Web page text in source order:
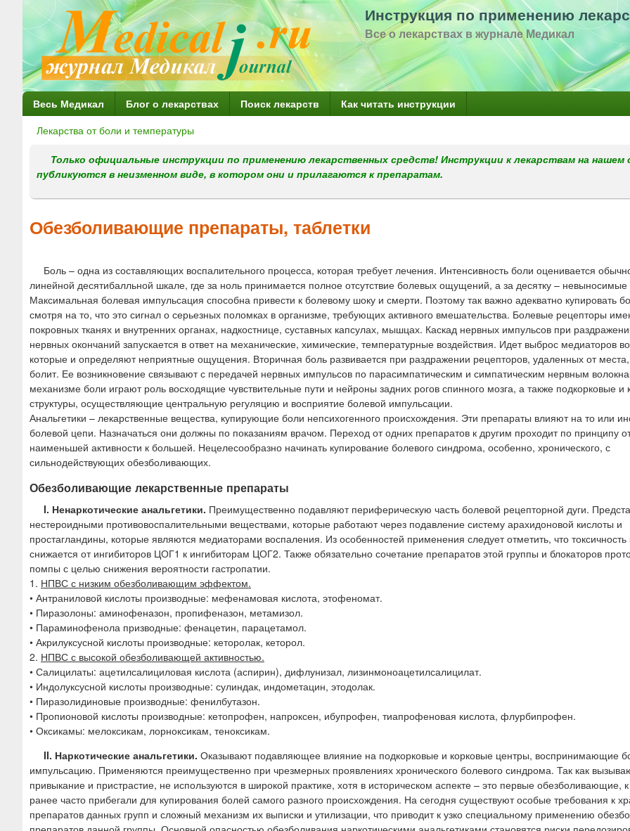
Перейти
к
содержанию
Инструкция по применению
Все о лекарствах в журнале Медикал
Г
л
в
н
е
е
н
ю
Весь Медикал Блог о лекарствах Поиск лекарств Как читать инструкции
Вы
здесь
Лекарства от боли и температуры
Только официальные инструкции по применению лекарственных средств! Инструкции к лекарствам на нашем
публикуются в неизменном виде, в котором они и прилагаются к препаратам.
Обезболивающие препараты, таблетки
Боль – одна из составляющих воспалительного процесса, которая требует лечения. Интенсивность боли оценивается
линейной десятибалльной шкале, где за ноль принимается полное отсутствие болевых ощущений, а за десятку –
Максимальная болевая импульсация способна привести к болевому шоку и смерти. Поэтому так важно адекватно купировать
смотря на то, что это сигнал о серьезных поломках в организме, требующих активного вмешательства. Болевые рецепторы
покровных тканях и внутренних органах, надкостнице, суставных капсулах, мышцах. Каскад нервных импульсов при
нервных окончаний запускается в ответ на механические, химические, температурные воздействия. Идет выброс медиаторов
которые и определяют неприятные ощущения. Вторичная боль развивается при раздражении рецепторов, удаленных от
болит. Ее возникновение связывают с передачей нервных импульсов по парасимпатическим и симпатическим нервным
механизме боли играют роль восходящие чувствительные пути и нейроны задних рогов спинного мозга, а также подкорковые и
структуры, осуществляющие центральную регуляцию и восприятие болевой импульсации.
Анальгетики – лекарственные вещества, купирующие боли непсихогенного происхождения. Эти препараты влияют на то или
болевой цепи. Назначаться они должны по показаниям врачом. Переход от одних препаратов к другим проходит по принципу
наименьшей активности к большей. Нецелесообразно начинать купирование болевого синдрома, особенно, хронического, с
сильнодействующих обезболивающих.
Обезболивающие лекарственные препараты
I. Ненаркотические анальгетики. Преимущественно подавляют периферическую часть болевой рецепторной дуги.
нестероидными противовоспалительными веществами, которые работают через подавление систему арахидоновой кислоты и
простагландины, которые являются медиаторами воспаления. Из особенностей применения следует отметить, что
снижается от ингибиторов ЦОГ1 к ингибиторам ЦОГ2. Также обязательно сочетание препаратов этой группы и блокаторов
помпы с целью снижения вероятности гастропатии.
1. НПВС с низким обезболивающим эффектом.
• Антраниловой кислоты производные: мефенамовая кислота, этофеномат.
• Пиразолоны: аминофеназон, пропифеназон, метамизол.
• Параминофенола призводные: фенацетин, парацетамол.
• Акрилуксусной кислоты производные: кеторолак, кеторол.
2. НПВС с высокой обезболивающей активностью.
• Салицилаты: ацетилсалициловая кислота (аспирин), дифлунизал, лизинмоноацетилсалицилат.
• Индолуксусной кислоты производные: сулиндак, индометацин, этодолак.
• Пиразолидиновые производные: фенилбутазон.
• Пропионовой кислоты производные: кетопрофен, напроксен, ибупрофен, тиапрофеновая кислота, флурбипрофен.
• Оксикамы: мелоксикам, лорноксикам, теноксикам.
II. Наркотические анальгетики. Оказывают подавляющее влияние на подкорковые и корковые центры, воспринимающие
импульсацию. Применяются преимущественно при чрезмерных проявлениях хронического болевого синдрома. Так как
привыкание и пристрастие, не используются в широкой практике, хотя в историческом аспекте – это первые обезболивающие,
ранее часто прибегали для купирования болей самого разного происхождения. На сегодня существуют особые требования к
препаратов данных групп и сложный механизм их выписки и утилизации, что приводит к узко специальному применению